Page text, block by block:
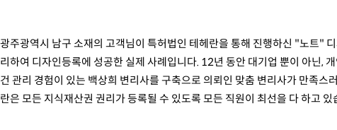
광주광역시 남구 소재의 고객님이 특허법인 테헤란을 통해 진행하신 "노트"
리하여 디자인등록에 성공한 실제 사례입니다. 12년 동안 대기업 뿐이 아닌,
건 관리 경험이 있는 백상희 변리사를 구축으로 의뢰인 맞춤 변리사가 만족
란은 모든 지식재산권 권리가 등록될 수 있도록 모든 직원이 최선을 다 하고 있